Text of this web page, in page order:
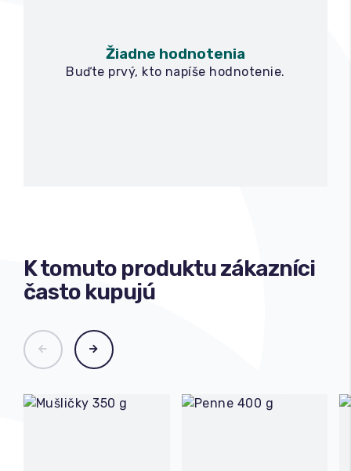
Žiadne hodnotenia
Buďte prvý, kto napíše hodnotenie.
K tomuto produktu zákazníci
často kupujú